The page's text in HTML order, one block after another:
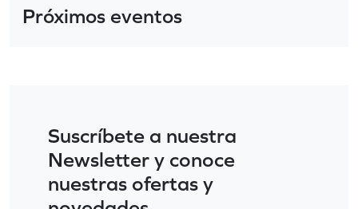
Próximos eventos
Suscríbete a nuestra
Newsletter y conoce
nuestras ofertas y